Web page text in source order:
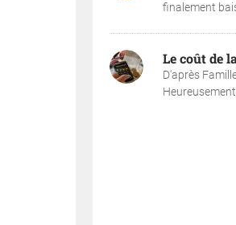
finalement
Le coût de
D'après
Heureusement,